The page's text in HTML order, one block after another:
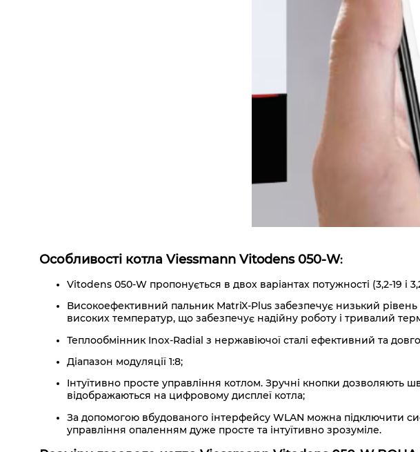
Особливості котла Viessmann Vitodens 050-W:
Vitodens 050-W пропонується в двох варіантах потужності (3,2-19
Високоефективний пальник MatriX-Plus забезпечує низький рівень
високих температур, що забезпечує надійну роботу і тривалий
Теплообмінник Inox-Radial з нержавіючої сталі ефективний та
Діапазон модуляції 1:8;
Інтуїтивно просте управління котлом. Зручні кнопки дозволяють
відображаються на цифровому дисплеї котла;
За допомогою вбудованого інтерфейсу WLAN можна підключити
управління опаленням дуже просте та інтуїтивно зрозуміле.